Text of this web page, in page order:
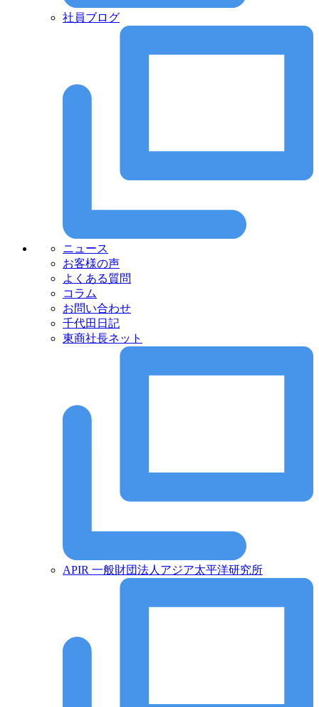
社員ブログ
ニュース
お客様の声
よくある質問
コラム
お問い合わせ
千代田日記
東商社長ネット
APIR 一般財団法人アジア太平洋研究所